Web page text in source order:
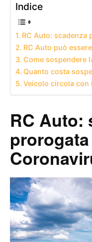
Indice
RC Auto: scadenza
RC Auto può
Come sospendere
Quanto costa
Veicolo circola con
RC Auto: